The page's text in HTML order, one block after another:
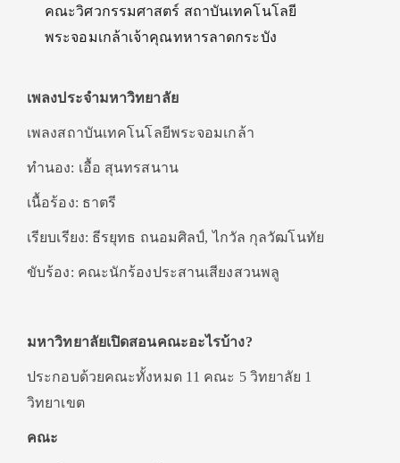
คณะวิศวกรรมศาสตร์ สถาบันเทคโนโลยี
พระจอมเกล้าเจ้าคุณทหารลาดกระบัง
เพลงประจำมหาวิทยาลัย
เพลงสถาบันเทคโนโลยีพระจอมเกล้า
ทำนอง: เอื้อ สุนทรสนาน
เนื้อร้อง: ธาตรี
เรียบเรียง: ธีรยุทธ ถนอมศิลป์, ไกวัล กุลวัฒโนทัย
ขับร้อง: คณะนักร้องประสานเสียงสวนพลู
มหาวิทยาลัยเปิดสอนคณะอะไรบ้าง?
ประกอบด้วยคณะทั้งหมด 11 คณะ 5 วิทยาลัย 1
วิทยาเขต
คณะ